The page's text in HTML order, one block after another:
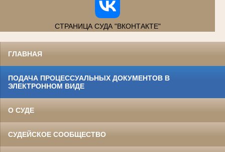
СТРАНИЦА СУДА "ВКОНТАКТЕ"
ГЛАВНАЯ
ПОДАЧА ПРОЦЕССУАЛЬНЫХ ДОКУМЕНТОВ В
ЭЛЕКТРОННОМ ВИДЕ
О СУДЕ
СУДЕЙСКОЕ СООБЩЕСТВО